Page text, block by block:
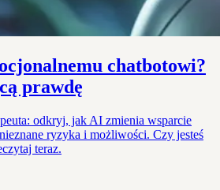
chatbotowi?
prawdę
odkryj, jak AI zmienia wsparcie
ryzyka i możliwości. Czy jesteś
teraz.